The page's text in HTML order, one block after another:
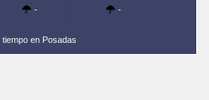
- -
tiempo en Posadas